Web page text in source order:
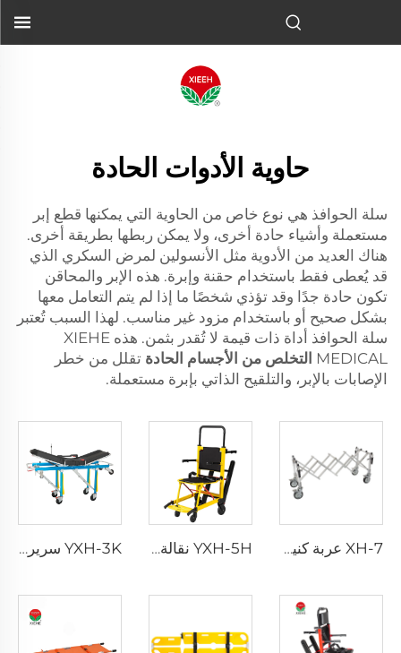
حاوية الأدوات الحادة
سلة الحوافذ هي نوع خاص من الحاوية التي يمكنها قطع إبر
مستعملة وأشياء حادة أخرى، ولا يمكن ربطها بطريقة أخرى.
هناك العديد من الأدوية مثل الأنسولين لمرض السكري الذي
قد يُعطى فقط باستخدام حقنة وإبرة. هذه الإبر والمحاقن
تكون حادة جدًا وقد تؤذي شخصًا ما إذا لم يتم التعامل معها
بشكل صحيح أو باستخدام مزود غير مناسب. لهذا السبب تُعتبر
سلة الحوافذ أداة ذات قيمة لا تُقدر بثمن. هذه XIEHE
MEDICAL التخلص من الأجسام الحادة تقلل من خطر
الإصابات بالإبر، والتلقيح الذاتي بإبرة مستعملة.
XH-7 عربة كنيسة من الألمنيوم بمقابض حمل قابلة للطي YXH-5H نقالة يدوية صعود السلالم للمergency YXH-3K سرير إسعافي قابل للطي مصنوع من الألمنيوم بقدرة تحمل 250 كجم